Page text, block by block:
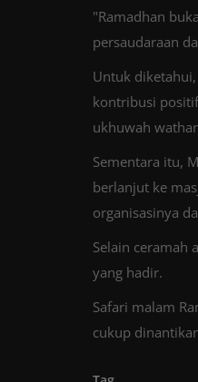
"Ramadhan
persaudaraan
Untuk
kontribusi
ukhuwah
Sementara itu,
berlanjut ke
organisasinya
Selain ceramah
yang hadir.
Safari malam
cukup